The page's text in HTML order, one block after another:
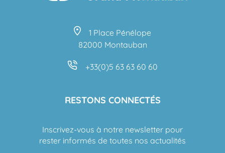
1 Place Pénélope
82000 Montauban
+33(0)5 63 63 60 60
RESTONS CONNECTÉS
Inscrivez-vous à notre newsletter pour
rester informés de toutes nos actualités